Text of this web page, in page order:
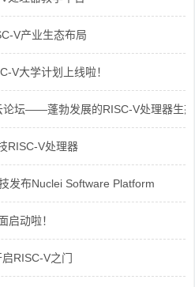
V产业生态布局
V大学计划上线啦！
坛——蓬勃发展的RISC-V处理器生态
RISC-V处理器
发布Nuclei Software Platform
启动啦！
RISC-V之门